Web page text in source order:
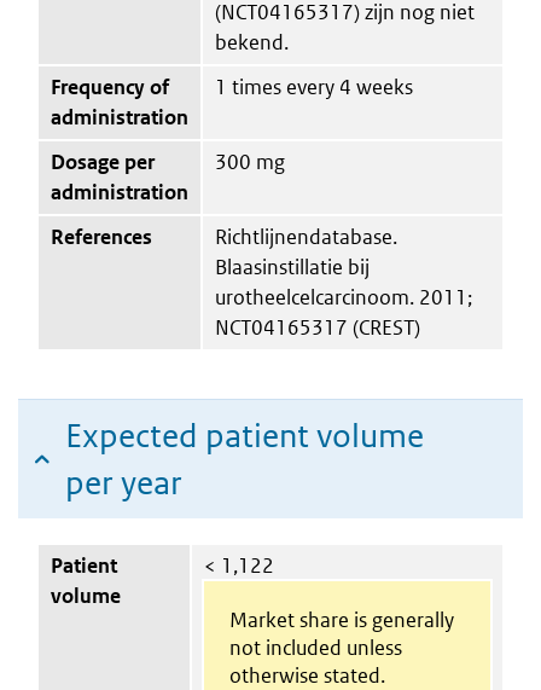
(NCT04165317) zijn nog niet
bekend.
Frequency of
administration
1 times every 4 weeks
Dosage per
administration
300 mg
References
Richtlijnendatabase.
Blaasinstillatie bij
urotheelcelcarcinoom. 2011;
NCT04165317 (CREST)
Expected patient volume
per year
Patient
volume
< 1,122
Market share is generally
not included unless
otherwise stated.